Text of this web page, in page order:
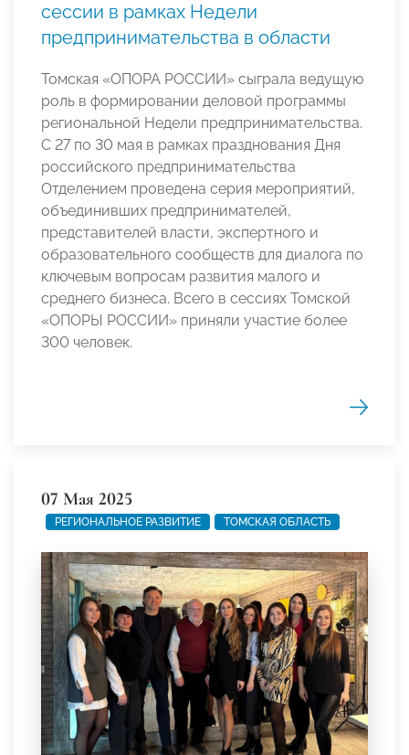
сессии в рамках Недели
предпринимательства в области
Томская «ОПОРА РОССИИ» сыграла ведущую
роль в формировании деловой программы
региональной Недели предпринимательства.
С 27 по 30 мая в рамках празднования Дня
российского предпринимательства
Отделением проведена серия мероприятий,
объединивших предпринимателей,
представителей власти, экспертного и
образовательного сообществ для диалога по
ключевым вопросам развития малого и
среднего бизнеса. Всего в сессиях Томской
«ОПОРЫ РОССИИ» приняли участие более
300 человек.
07 Мая 2025
РЕГИОНАЛЬНОЕ РАЗВИТИЕ ТОМСКАЯ ОБЛАСТЬ